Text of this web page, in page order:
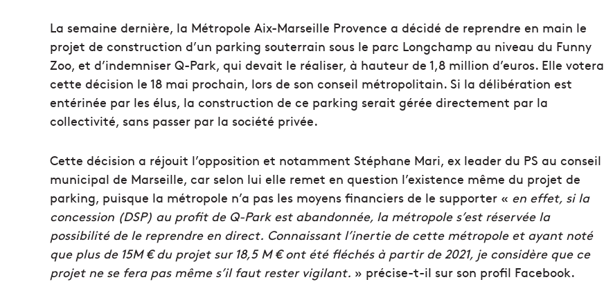
La semaine dernière, la Métropole Aix-Marseille Provence a décidé de reprendre en main le
projet de construction d’un parking souterrain sous le parc Longchamp au niveau du Funny
Zoo, et d’indemniser Q-Park, qui devait le réaliser, à hauteur de 1,8 million d’euros. Elle votera
cette décision le 18 mai prochain, lors de son conseil métropolitain. Si la délibération est
entérinée par les élus, la construction de ce parking serait gérée directement par la
collectivité, sans passer par la société privée.
Cette décision a réjouit l’opposition et notamment Stéphane Mari, ex leader du PS au conseil
municipal de Marseille, car selon lui elle remet en question l’existence même du projet de
parking, puisque la métropole n’a pas les moyens financiers de le supporter « en effet, si la
concession (DSP) au profit de Q-Park est abandonnée, la métropole s’est réservée la
possibilité de le reprendre en direct. Connaissant l’inertie de cette métropole et ayant noté
que plus de 15M € du projet sur 18,5 M € ont été fléchés à partir de 2021, je considère que ce
projet ne se fera pas même s’il faut rester vigilant. » précise-t-il sur son profil Facebook.